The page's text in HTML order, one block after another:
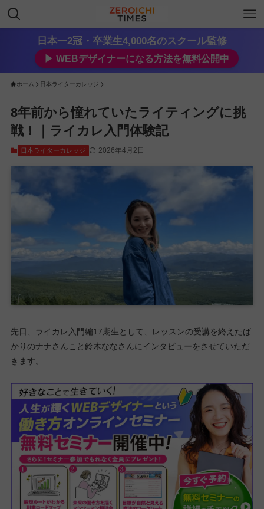
日本一2冠・卒業生4,000名のスクール監修
▶︎ WEBデザイナーになる方法を無料公開中
ホーム 日本ライターカレッジ
8年前から憧れていたライティングに挑
戦！｜ライカレ入門体験記
日本ライターカレッジ 2026年4月2日
先日、ライカレ入門編17期生として、レッスンの受講を終えたば
かりのナナさんこと鈴木ななさんにインタビューをさせていただ
きます。